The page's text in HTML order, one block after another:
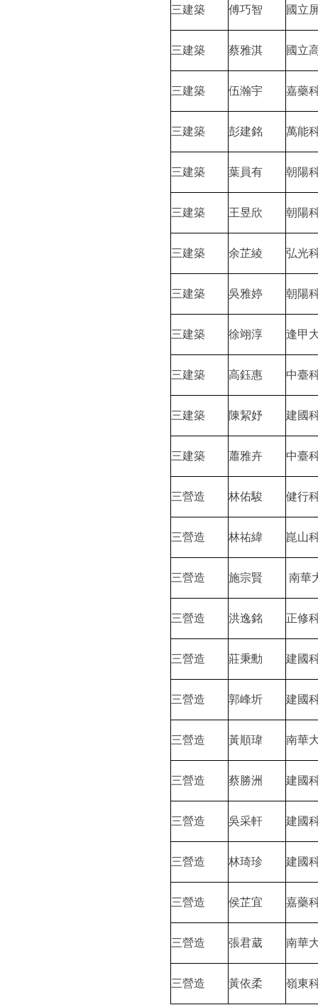
三建築 傅巧智 國立
三建築 蔡雅淇 國立
三建築 伍瀚宇 嘉藥
三建築 彭建銘 萬能
三建築 葉員有 朝陽
三建築 王昱欣 朝陽
三建築 余芷綾 弘光
三建築 吳雅婷 朝陽
三建築 徐翊淳 逢甲
三建築 高鈺惠 中臺
三建築 陳絜妤 建國
三建築 蕭雅卉 中臺
三營造 林佑駿 健行
三營造 林祐緯 崑山
三營造 施宗賢 南華
三營造 洪逸銘 正修
三營造 莊秉勳 建國
三營造 郭峰圻 建國
三營造 黃順瑋 南華
三營造 蔡勝洲 建國
三營造 吳采軒 建國
三營造 林琦珍 建國
三營造 侯芷宜 嘉藥
三營造 張君葳 南華
三營造 黃依柔 嶺東